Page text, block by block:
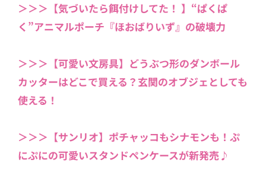
＞＞＞【気づいたら餌付けしてた！ 】“ぱくぱ
く”アニマルポーチ『ほおばりいず』の破壊力
＞＞＞【可愛い文房具】どうぶつ形のダンボール
カッターはどこで買える？玄関のオブジェとしても
使える！
＞＞＞【サンリオ】ポチャッコもシナモンも！ぷ
にぷにの可愛いスタンドペンケースが新発売♪